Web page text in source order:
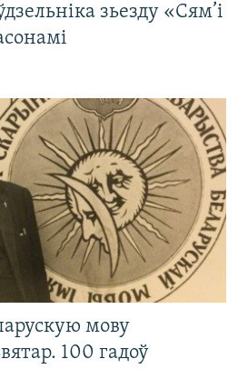
зьезду «Сям’і
мову
100 гадоў